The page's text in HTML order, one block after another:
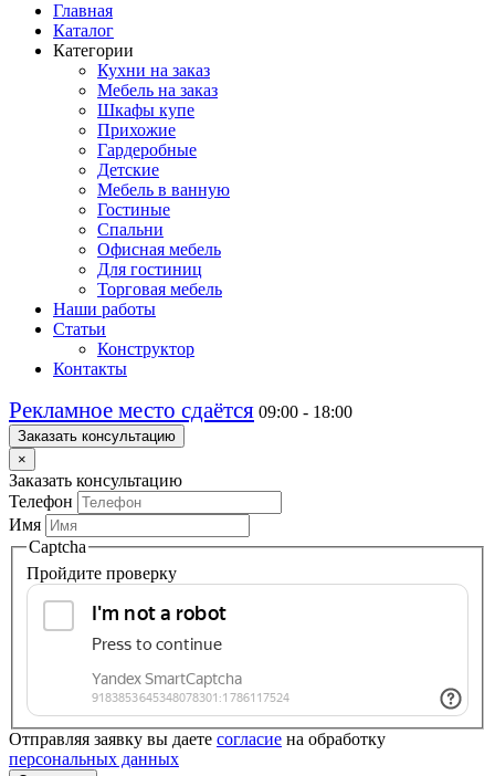
Главная
Каталог
Категории
Кухни на заказ
Мебель на заказ
Шкафы купе
Прихожие
Гардеробные
Детские
Мебель в ванную
Гостиные
Спальни
Офисная мебель
Для гостиниц
Торговая мебель
Наши работы
Статьи
Конструктор
Контакты
Рекламное место сдаётся 09:00 - 18:00
Заказать консультацию
×
Заказать консультацию
Телефон
Имя
Captcha
Пройдите проверку
Отправляя заявку вы даете согласие на обработку
персональных данных